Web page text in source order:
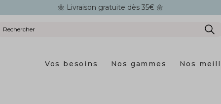
🌼 Livraison gratuite dès 35€ 🌼
Vos besoins Nos gammes Nos